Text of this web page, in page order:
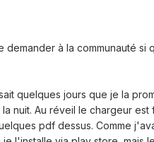
demander à la communauté
quelques jours que je la
nuit. Au réveil le chargeur
pdf dessus. Comme